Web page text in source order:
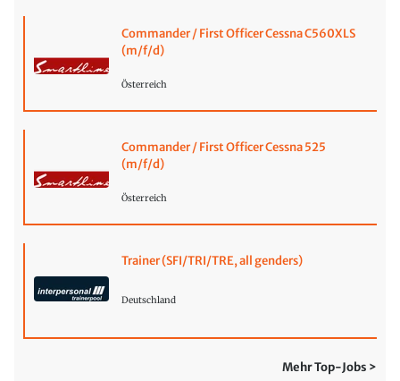
Commander / First Officer Cessna C560XLS
(m/f/d)
Österreich
Commander / First Officer Cessna 525
(m/f/d)
Österreich
Trainer (SFI/TRI/TRE, all genders)
Deutschland
Mehr Top-Jobs >